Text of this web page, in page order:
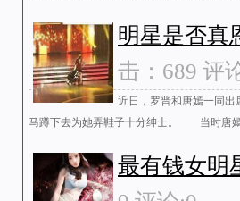
明星是否真
击：689 评
近日，罗晋和唐嫣一同
马蹲下去为她弄鞋子十分绅士。 当时唐嫣
最有钱女明